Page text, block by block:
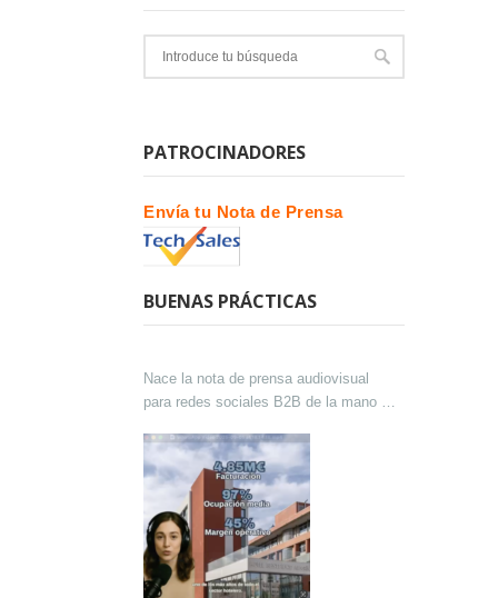
PATROCINADORES
Envía tu Nota de Prensa
BUENAS PRÁCTICAS
Nace la nota de prensa audiovisual
para redes sociales B2B de la mano de